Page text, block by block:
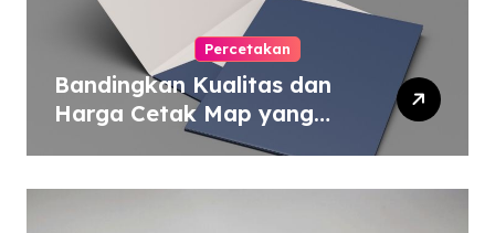
Percetakan
Bandingkan Kualitas dan
Harga Cetak Map yang
Murah atau Mahal